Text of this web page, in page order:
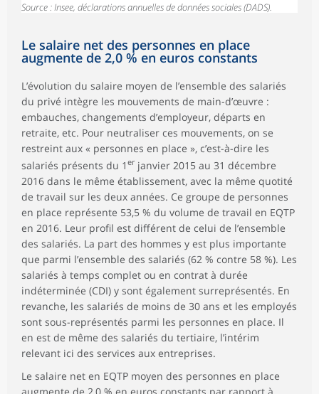
Source : Insee, déclarations annuelles de données sociales (DADS).
Le salaire net des personnes en place
augmente de 2,0 % en euros constants
L’évolution du salaire moyen de l’ensemble des salariés
du privé intègre les mouvements de main-d’œuvre :
embauches, changements d’employeur, départs en
retraite, etc. Pour neutraliser ces mouvements, on se
restreint aux « personnes en place », c’est-à-dire les
salariés présents du 1 erjanvier 2015 au 31 décembre
2016 dans le même établissement, avec la même quotité
de travail sur les deux années. Ce groupe de personnes
en place représente 53,5 % du volume de travail en EQTP
en 2016. Leur profil est différent de celui de l’ensemble
des salariés. La part des hommes y est plus importante
que parmi l’ensemble des salariés (62 % contre 58 %). Les
salariés à temps complet ou en contrat à durée
indéterminée (CDI) y sont également surreprésentés. En
revanche, les salariés de moins de 30 ans et les employés
sont sous-représentés parmi les personnes en place. Il
en est de même des salariés du tertiaire, l’intérim
relevant ici des services aux entreprises.
Le salaire net en EQTP moyen des personnes en place